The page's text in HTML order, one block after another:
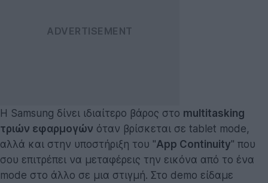
Η Samsung δίνει ιδιαίτερο βάρος στο multitasking
τριών εφαρμογών όταν βρίσκεται σε tablet mode,
αλλά και στην υποστήριξη του "App Continuity" που
σου επιτρέπει να μεταφέρεις την εικόνα από το ένα
mode στο άλλο σε μια στιγμή. Στο demo είδαμε